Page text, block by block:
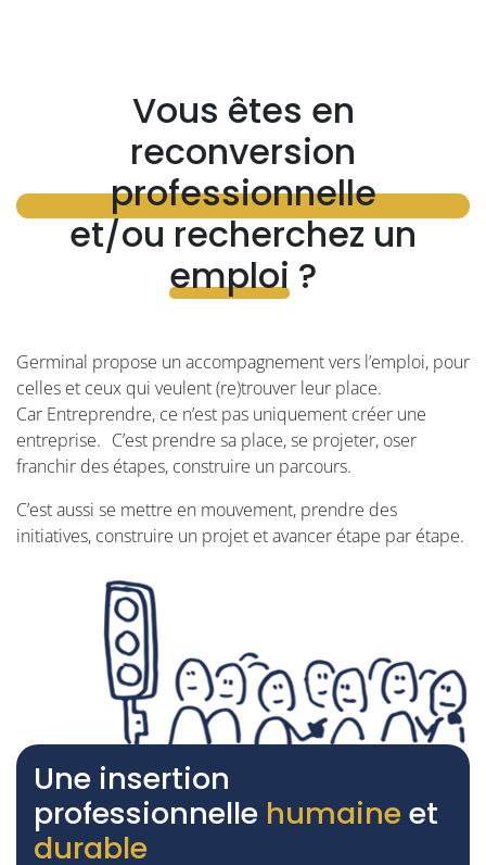
Vous êtes en
reconversion
professionnelle
et/ou recherchez un
emploi ?
Germinal propose un accompagnement vers l’emploi, pour
celles et ceux qui veulent (re)trouver leur place.
Car Entreprendre, ce n’est pas uniquement créer une
entreprise. C’est prendre sa place, se projeter, oser
franchir des étapes, construire un parcours.
C’est aussi se mettre en mouvement, prendre des
initiatives, construire un projet et avancer étape par étape.
Une insertion
professionnelle humaineet
durable